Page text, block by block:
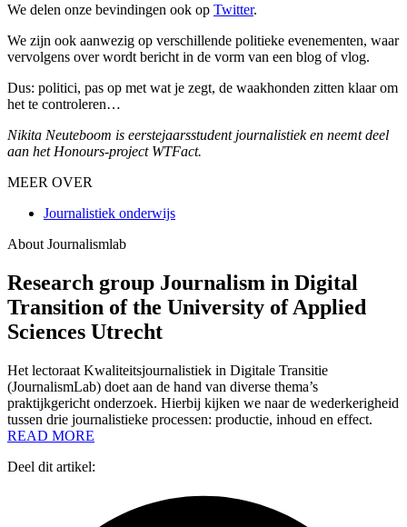
We delen onze bevindingen ook op Twitter.
We zijn ook aanwezig op verschillende politieke evenementen, waar
vervolgens over wordt bericht in de vorm van een blog of vlog.
Dus: politici, pas op met wat je zegt, de waakhonden zitten klaar om
het te controleren…
Nikita Neuteboom is eerstejaarsstudent journalistiek en neemt deel
aan het Honours-project WTFact.
MEER OVER
Journalistiek onderwijs
About Journalismlab
Research group Journalism in Digital
Transition of the University of Applied
Sciences Utrecht
Het lectoraat Kwaliteitsjournalistiek in Digitale Transitie
(JournalismLab) doet aan de hand van diverse thema’s
praktijkgericht onderzoek. Hierbij kijken we naar de wederkerigheid
tussen drie journalistieke processen: productie, inhoud en effect.
READ MORE
Deel dit artikel: